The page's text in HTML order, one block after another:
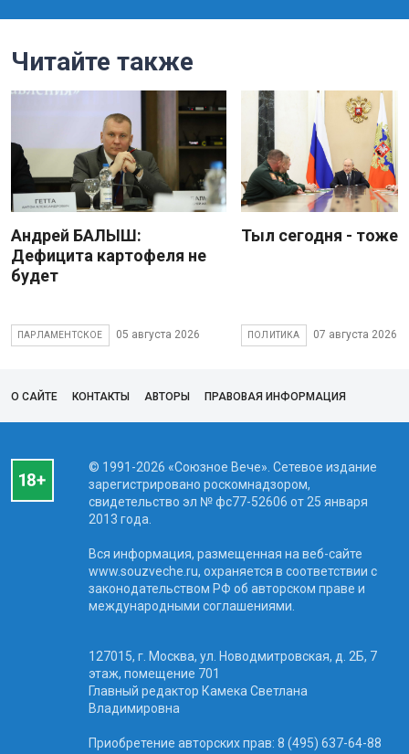
Читайте также
Андрей БАЛЫШ:
Дефицита картофеля не
будет
ПАРЛАМЕНТСКОЕ 05 августа 2026
Тыл сегодня - тоже
ПОЛИТИКА 07 августа 2026
О САЙТЕ КОНТАКТЫ АВТОРЫ ПРАВОВАЯ ИНФОРМАЦИЯ
© 1991-2026 «Союзное Вече». Сетевое издание
зарегистрировано роскомнадзором,
свидетельство эл № фc77-52606 от 25 января
2013 года.
Вся информация, размещенная на веб-сайте
www.souzveche.ru, охраняется в соответствии с
законодательством РФ об авторском праве и
международными соглашениями.
127015, г. Москва, ул. Новодмитровская, д. 2Б, 7
этаж, помещение 701
Главный редактор Камека Светлана
Владимировна
Приобретение авторских прав: 8 (495) 637-64-88